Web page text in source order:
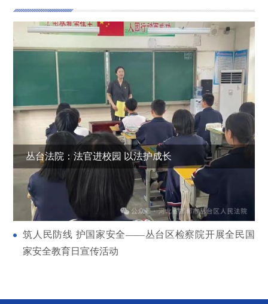
丛台法院：法官进校园 以法护成长
丛台法院：法官进校园 以法护成长
丛台法院走进婚姻登记处 倡导文明婚嫁新风
筑人民防线 护国家安全——丛台区检察院开展全民国
家安全教育日宣传活动